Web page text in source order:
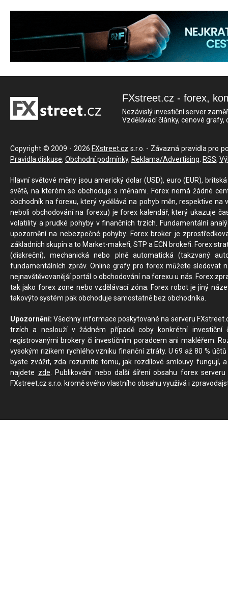
FXstreet.cz - forex,
Nezávislý investiční server
Vzdělávací články, cenové
Copyright © 2009 - 2026 FXstreet.cz s.r.o. - Závazná pravidla pro
Pravidla diskuse, Obchodní podmínky, Reklama/Advertising, RSS,
Hlavní světové měny jsou americký dolar (USD), euro (EUR),
světě, na kterém se obchoduje s měnami. Forex nemá žádné
obchodník na forexu, který vydělává na pohyb měn, respektive
neboli obchodování na forexu) je forex kalendář, který ukazuje
volatility a prudké pohyby v finančních trzích. Fundamentální
upozornění na nebezpečné pohyby. Forex broker je
základních skupin a to Market-makeři, STP a ECN brokeři. Forex
(diskreční), mechanická nebo plně automatická (takzvaný
fundamentálních zpráv. Online grafy pro forex můžete sledovat
nejnavštěvovanější portál o obchodování na forexu u nás. Forex
tak jako forex zone nebo vzdělávací zóna. Forex robot je jiný
takovýto systém pak obchoduje samostatně bez obchodníka.
Upozornění: Všechny informace poskytované na serveru
trzích a neslouží v žádném případě coby konkrétní investiční
registrovanými brokery či investičním poradcem ani makléřem.
vysokým rizikem rychlého vzniku finanční ztráty. U 69 až 80 %
byste zvážit, zda rozumíte tomu, jak rozdílové smlouvy fungují,
najdete zde. Publikování nebo další šíření obsahu forex
FXstreet.cz s.r.o. kromě svého vlastního obsahu využívá i